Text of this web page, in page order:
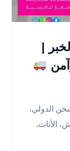
|
الدولي،
الأثاث،